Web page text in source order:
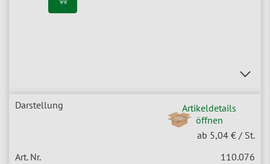
Artikeldetails
öffnen
ab 5,04 € / St.
110.076